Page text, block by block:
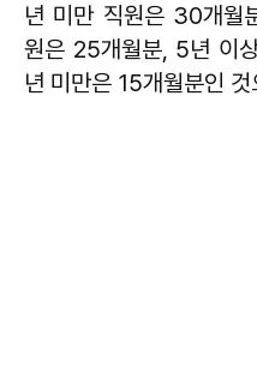
년 미만 직원은 30개월
원은 25개월분, 5년 이
년 미만은 15개월분인